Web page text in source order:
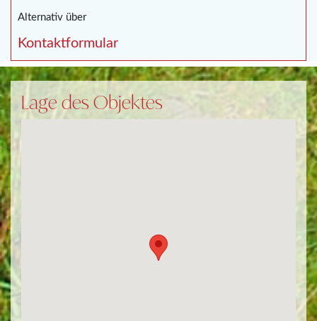
Alternativ über
Kontaktformular
Lage des Objektes